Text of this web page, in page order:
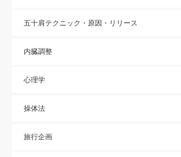
五十肩テクニック・原因・リリース
内臓調整
心理学
操体法
旅行企画